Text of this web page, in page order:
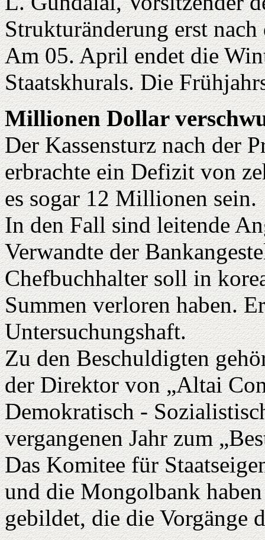
Strukturänderung erst
Am 05. April endet die
Staatskhurals. Die
Millionen Dollar
Der Kassensturz nach der
erbrachte ein Defizit von
es sogar 12 Millionen sein.
In den Fall sind leitende
Verwandte der
Chefbuchhalter soll in
Summen verloren haben.
Untersuchungshaft.
Zu den Beschuldigten
der Direktor von „Altai
Demokratisch -
vergangenen Jahr zum
Das Komitee für
und die Mongolbank
gebildet, die die Vorgänge